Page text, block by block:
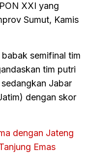
XXI yang
Sumut, Kamis
semifinal tim
tim putri
Jabar
dengan skor
dengan Jateng
Emas